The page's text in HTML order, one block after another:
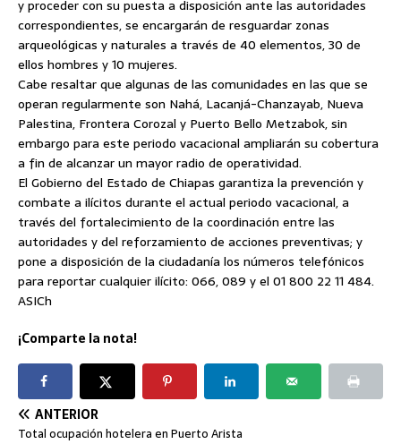
y proceder con su puesta a disposición ante las autoridades
correspondientes, se encargarán de resguardar zonas
arqueológicas y naturales a través de 40 elementos, 30 de
ellos hombres y 10 mujeres.
Cabe resaltar que algunas de las comunidades en las que se
operan regularmente son Nahá, Lacanjá-Chanzayab, Nueva
Palestina, Frontera Corozal y Puerto Bello Metzabok, sin
embargo para este periodo vacacional ampliarán su cobertura
a fin de alcanzar un mayor radio de operatividad.
El Gobierno del Estado de Chiapas garantiza la prevención y
combate a ilícitos durante el actual periodo vacacional, a
través del fortalecimiento de la coordinación entre las
autoridades y del reforzamiento de acciones preventivas; y
pone a disposición de la ciudadanía los números telefónicos
para reportar cualquier ilícito: 066, 089 y el 01 800 22 11 484.
ASICh
¡Comparte la nota!
ANTERIOR
Total ocupación hotelera en Puerto Arista